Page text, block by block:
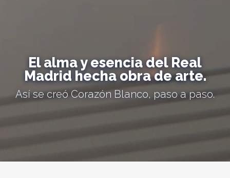
El alma y esencia del Real
Madrid hecha obra de arte.
Así se creó Corazón Blanco, paso a paso.